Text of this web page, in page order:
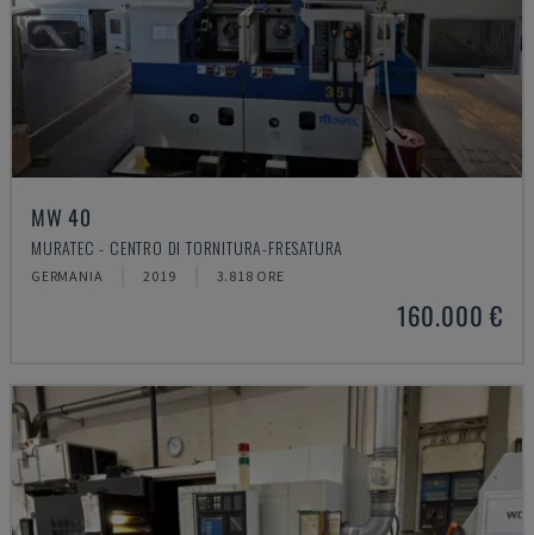
MW 40
MURATEC - CENTRO DI TORNITURA-FRESATURA
GERMANIA 2019 3.818 ORE
160.000 €